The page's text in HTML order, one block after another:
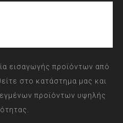
εισαγωγής προϊόντων από
στο κατάστημα μας και
προϊόντων υψηλής